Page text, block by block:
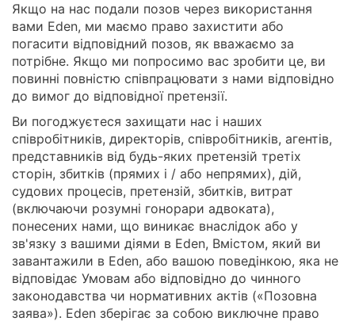
Якщо на нас подали позов через використання
вами Eden, ми маємо право захистити або
погасити відповідний позов, як вважаємо за
потрібне. Якщо ми попросимо вас зробити це, ви
повинні повністю співпрацювати з нами відповідно
до вимог до відповідної претензії.
Ви погоджуєтеся захищати нас і наших
співробітників, директорів, співробітників, агентів,
представників від будь-яких претензій третіх
сторін, збитків (прямих і / або непрямих), дій,
судових процесів, претензій, збитків, витрат
(включаючи розумні гонорари адвоката),
понесених нами, що виникає внаслідок або у
зв'язку з вашими діями в Eden, Вмістом, який ви
завантажили в Eden, або вашою поведінкою, яка не
відповідає Умовам або відповідно до чинного
законодавства чи нормативних актів («Позовна
заява»). Eden зберігає за собою виключне право